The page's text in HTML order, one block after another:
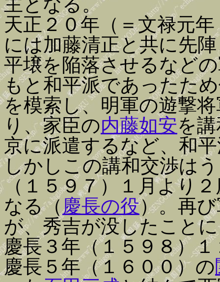
天正２０年（＝文禄元
には加藤清正と共に先
平壌を陥落させるなど
もと和平派であったた
を模索し、明軍の遊撃
り、家臣の内藤如安を
京に派遣するなど、和
しかしこの講和交渉は
（１５９７）１月より
なる（慶長の役）。再
が、秀吉が没したこと
慶長３年（１５９８）
慶長５年（１６００）の